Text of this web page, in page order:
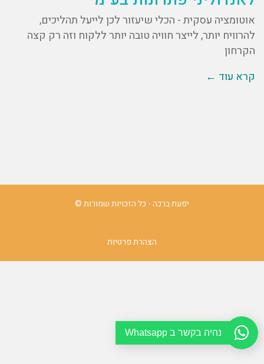
אוטומציה עסקית - הכלי שיעזור לכן לייעל תהליכים,
להרוויח יותר, לייצר חוויה טובה יותר ללקוח וזה רק קצה
הקרחון
קרא עוד ←
יפעת ברכה - כל הזכויות שמורות ©
הצהרת פרטיות
נהיה בקשר ב Whatsapp